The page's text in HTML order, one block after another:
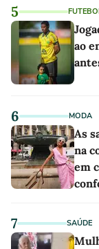
5
ao
6 MODA
As
na
em
7 SAÚDE